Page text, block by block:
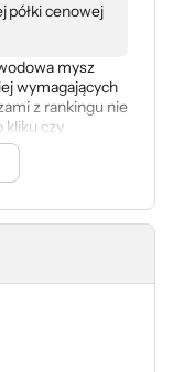
półki cenowej
mysz
wymagających
z rankingu nie
kliku czy
cenę oferuje
do 80 mln
W tej cenie nie
prostu trudno